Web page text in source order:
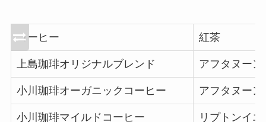
コーヒー 紅茶
上島珈琲オリジナルブレンド アフタヌー
小川珈琲オーガニックコーヒー アフタヌー
小川珈琲マイルドコーヒー リプトンイ